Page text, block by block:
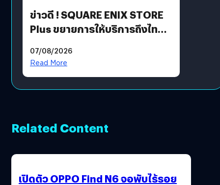
ข่าวดี ! SQUARE ENIX STORE
Plus ขยายการให้บริการถึงไทย
โดยตรง
07/08/2026
Read More
Related Content
เปิดตัว OPPO Find N6 จอพับไร้รอย